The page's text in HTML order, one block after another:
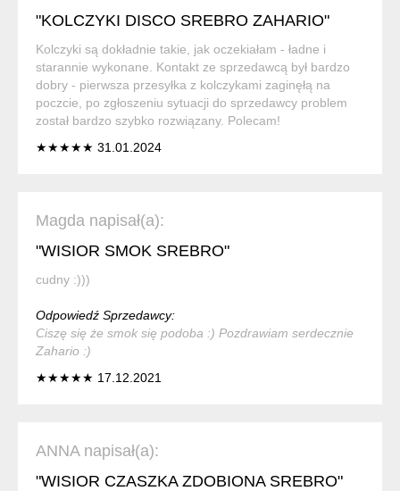
"KOLCZYKI DISCO SREBRO ZAHARIO"
Kolczyki są dokładnie takie, jak oczekiałam - ładne i
starannie wykonane. Kontakt ze sprzedawcą był bardzo
dobry - pierwsza przesyłka z kolczykami zaginęłą na
poczcie, po zgłoszeniu sytuacji do sprzedawcy problem
został bardzo szybko rozwiązany. Polecam!
★★★★★ 31.01.2024
Magda napisał(a):
"WISIOR SMOK SREBRO"
cudny :)))
Odpowiedź Sprzedawcy:
Ciszę się że smok się podoba :) Pozdrawiam serdecznie
Zahario :)
★★★★★ 17.12.2021
ANNA napisał(a):
"WISIOR CZASZKA ZDOBIONA SREBRO"